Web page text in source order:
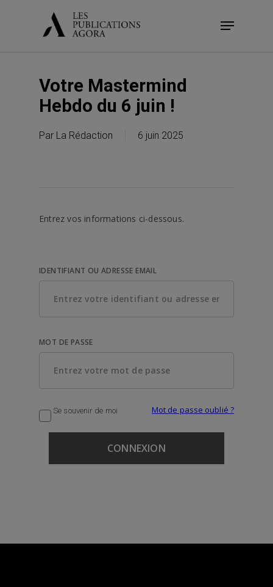
Menu
Votre Mastermind
Hebdo du 6 juin !
Par La Rédaction 6 juin 2025
Entrez vos informations ci-dessous.
IDENTIFIANT OU ADRESSE EMAIL
MOT DE PASSE
Se souvenir de moi Mot de passe oublié ?